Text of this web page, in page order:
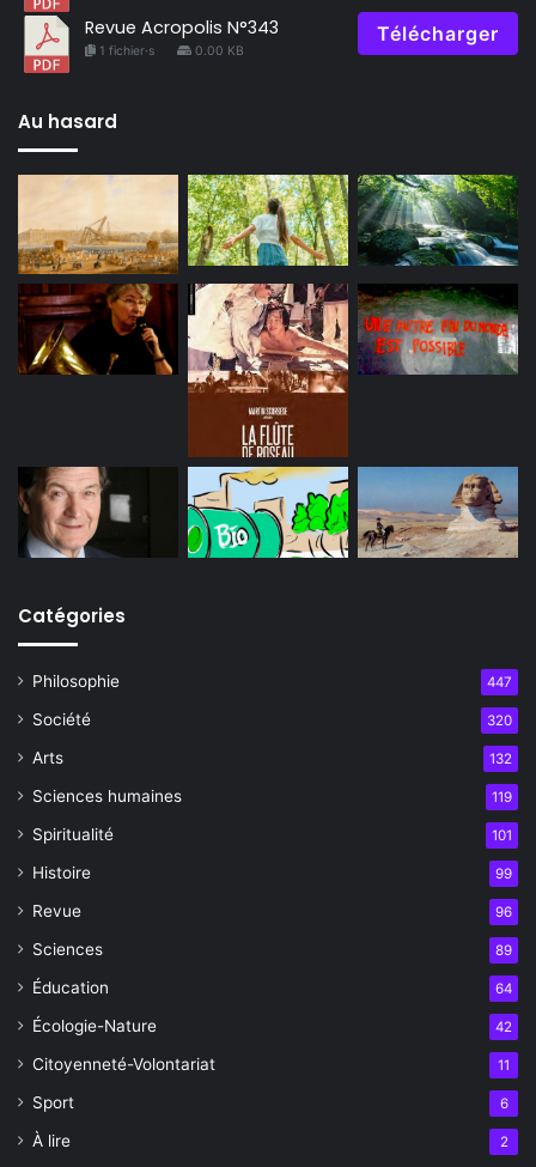
Revue Acropolis N°343
1 fichier·s 0.00 KB
Télécharger
Au hasard
Catégories
Philosophie 447
Société 320
Arts 132
Sciences humaines 119
Spiritualité 101
Histoire 99
Revue 96
Sciences 89
Éducation 64
Écologie-Nature 42
Citoyenneté-Volontariat 11
Sport 6
À lire 2